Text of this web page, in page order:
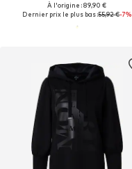
À l'origine : 89,90 €
Dernier prix le plus bas :55,92 €-7%